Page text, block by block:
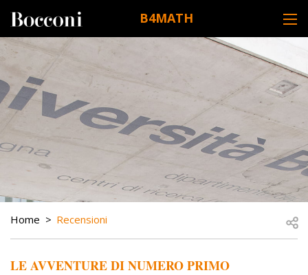
B4MATH
DESK NAVIGATION
BREADCRUMB
Home Recensioni
LE AVVENTURE DI NUMERO PRIMO